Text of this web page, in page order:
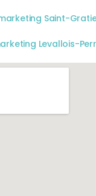
Saint-
Levallois-